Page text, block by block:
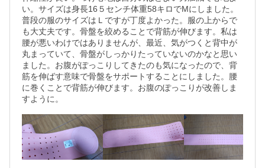
い。サイズは身長16５センチ体重58キロでMにしました。
普段の服のサイズはＬですが丁度よかった。服の上からで
も大丈夫です。骨盤を絞めることで背筋が伸びます。私は
腰が悪いわけではありませんが、最近、気がつくと背中が
丸まっていて、骨盤がしっかりたっていないのかなと思い
ました。お腹がぽっこりしてきたのも気になったので、背
筋を伸ばす意味で骨盤をサポートすることにしました。腰
に巻くことで背筋が伸びます。お腹のぽっこりが改善しま
すように。